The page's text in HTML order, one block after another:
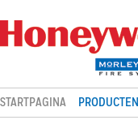
STARTPAGINA PRODUCTEN